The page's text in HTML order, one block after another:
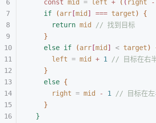
const mid = left + ( ( right -
if
(arr [mid ] === target)
{
return mid
// 找到目标
}
else if (arr [mid ] < target)
left = mid + 1
// 目标在右
}
else {
right = mid - 1
// 目标在左
}
}